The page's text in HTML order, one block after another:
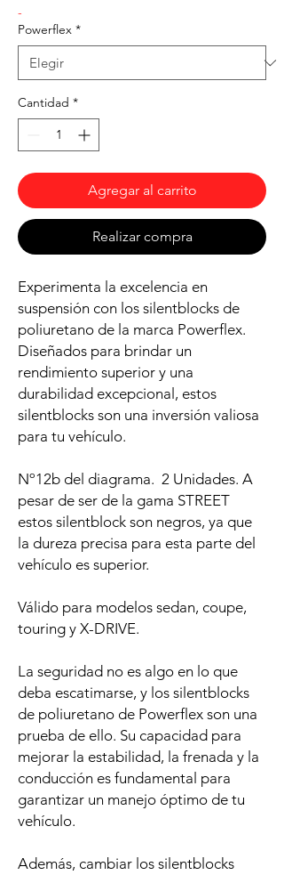
-
Powerflex *
Cantidad *
Agregar al carrito
Realizar compra
Experimenta la excelencia en
suspensión con los silentblocks de
poliuretano de la marca Powerflex.
Diseñados para brindar un
rendimiento superior y una
durabilidad excepcional, estos
silentblocks son una inversión valiosa
para tu vehículo.
Nº12b del diagrama. 2 Unidades. A
pesar de ser de la gama STREET
estos silentblock son negros, ya que
la dureza precisa para esta parte del
vehículo es superior.
Válido para modelos sedan, coupe,
touring y X-DRIVE.
La seguridad no es algo en lo que
deba escatimarse, y los silentblocks
de poliuretano de Powerflex son una
prueba de ello. Su capacidad para
mejorar la estabilidad, la frenada y la
conducción es fundamental para
garantizar un manejo óptimo de tu
vehículo.
Además, cambiar los silentblocks